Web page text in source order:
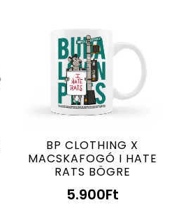
BP CLOTHING X
MACSKAFOGÓ I HATE
RATS BÖGRE
5.900Ft